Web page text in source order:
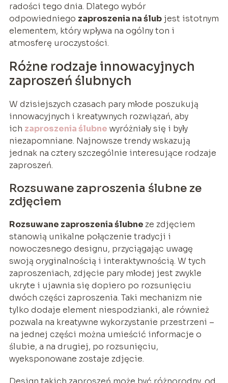
radości tego dnia. Dlatego wybór
odpowiedniego zaproszenia na ślubjest istotnym
elementem, który wpływa na ogólny ton i
atmosferę uroczystości.
Różne rodzaje innowacyjnych
zaproszeń ślubnych
W dzisiejszych czasach pary młode poszukują
innowacyjnych i kreatywnych rozwiązań, aby
ich zaproszenia ślubne wyróżniały się i były
niezapomniane. Najnowsze trendy wskazują
jednak na cztery szczególnie interesujące rodzaje
zaproszeń.
Rozsuwane zaproszenia ślubne ze
zdjęciem
Rozsuwane zaproszenia ślubne ze zdjęciem
stanowią unikalne połączenie tradycji i
nowoczesnego designu, przyciągając uwagę
swoją oryginalnością i interaktywnością. W tych
zaproszeniach, zdjęcie pary młodej jest zwykle
ukryte i ujawnia się dopiero po rozsunięciu
dwóch części zaproszenia. Taki mechanizm nie
tylko dodaje element niespodzianki, ale również
pozwala na kreatywne wykorzystanie przestrzeni –
na jednej części można umieścić informacje o
ślubie, a na drugiej, po rozsunięciu,
wyeksponowane zostaje zdjęcie.